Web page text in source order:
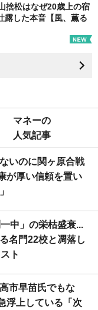
捨松はなぜ20歳上の宿
露した本音【風、薫る
マネーの
人気記事
いのに関ヶ原合戦
が厚い信頼を置い
中」の栄枯盛衰...
名門22校と凋落し
ト
市早苗氏でもな
浮上している「次